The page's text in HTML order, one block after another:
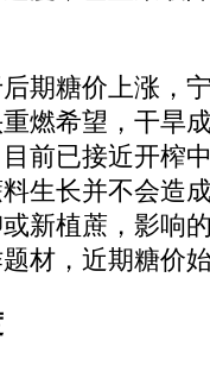
糖价上涨，
燃希望，干旱
前已接近开榨
生长并不会造
新植蔗，影响
材，近期糖价